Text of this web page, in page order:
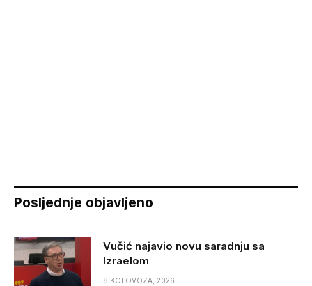
Posljednje objavljeno
Vučić najavio novu saradnju sa
Izraelom
8 KOLOVOZA, 2026